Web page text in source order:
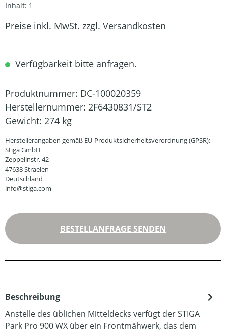
Inhalt: 1
Preise inkl. MwSt. zzgl. Versandkosten
Verfügbarkeit bitte anfragen.
Produktnummer: DC-100020359
Herstellernummer: 2F6430831/ST2
Gewicht: 274 kg
Herstellerangaben gemäß EU-Produktsicherheitsverordnung (GPSR):
Stiga GmbH
Zeppelinstr. 42
47638 Straelen
Deutschland
info@stiga.com
BESTELLANFRAGE SENDEN
Beschreibung
Anstelle des üblichen Mitteldecks verfügt der STIGA
Park Pro 900 WX über ein Frontmähwerk, das dem